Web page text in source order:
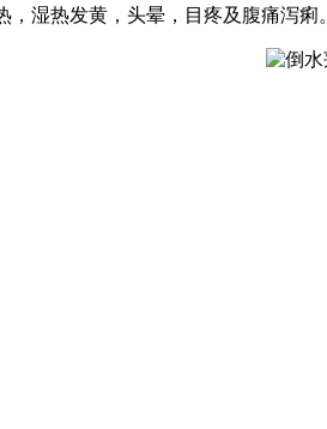
湿热发黄，头晕，目疼及腹痛泻痢